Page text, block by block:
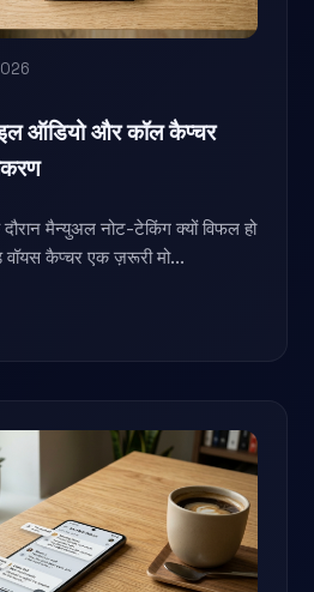
ऑडियो और कॉल कैप्चर
मैन्युअल नोट-टेकिंग क्यों विफल हो
कैप्चर एक ज़रूरी मो...